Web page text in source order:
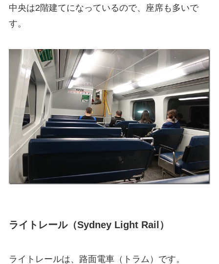
中央は2階建てになっているので、座席も多いで
す。
ライトレール（Sydney Light Rail）
ライトレールは、路面電車（トラム）です。